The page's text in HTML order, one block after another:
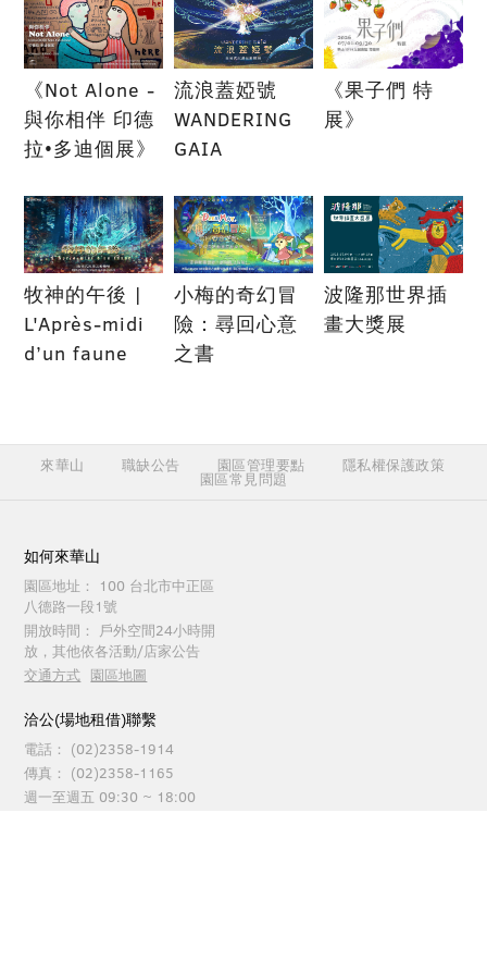
《Not Alone -
與你相伴 印德
拉•多迪個展》
流浪蓋婭號
WANDERING
GAIA
《果子們 特
展》
牧神的午後 |
L'Après-midi
d’un faune
小梅的奇幻冒
險：尋回心意
之書
波隆那世界插
畫大獎展
來華山 職缺公告 園區管理要點 隱私權保護政策
園區常見問題
如何來華山
園區地址：
100 台北市中正區
八德路一段1號
開放時間：
戶外空間24小時開
放，其他依各活動/店家公告
交通方式 園區地圖
洽公(場地租借)聯繫
電話：
(02)2358-1914
傳真：
(02)2358-1165
週一至週五 09:30 ~ 18:00